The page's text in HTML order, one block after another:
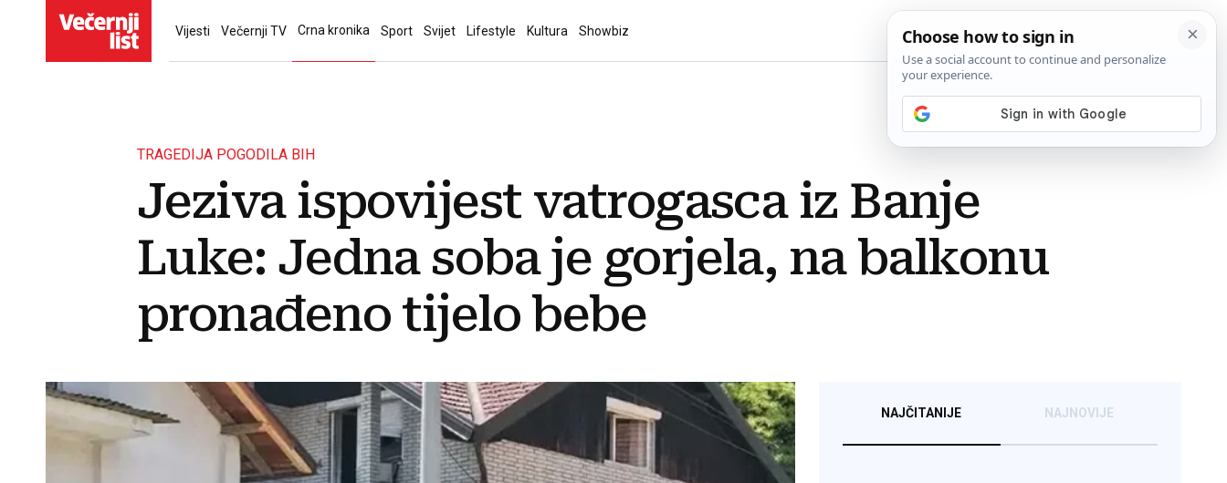
Vijesti Večernji TV Crna kronika Sport Svijet Lifestyle Kultura Showbiz
TRAGEDIJA POGODILA BIH
Jeziva ispovijest vatrogasca iz Banje
Luke: Jedna soba je gorjela, na balkonu
pronađeno tijelo bebe
NAJČITANIJE NAJNOVIJE